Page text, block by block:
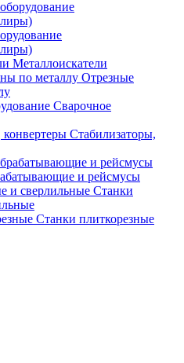
Металлоискатели
Отрезные
Сварочное
Стабилизаторы,
и рейсмусы
Станки
Станки плиткорезные